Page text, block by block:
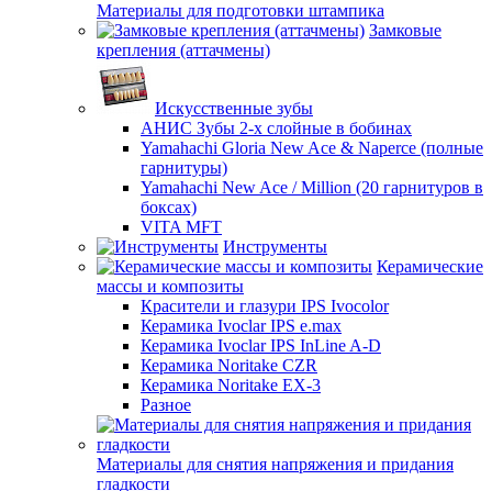
Материалы для подготовки штампика
Замковые
крепления (аттачмены)
Искусственные зубы
АНИС Зубы 2-х слойные в бобинах
Yamahachi Gloria New Ace & Naperce (полные
гарнитуры)
Yamahachi New Ace / Million (20 гарнитуров в
боксах)
VITA MFT
Инструменты
Керамические
массы и композиты
Красители и глазури IPS Ivocolor
Керамика Ivoclar IPS e.max
Керамика Ivoclar IPS InLine A-D
Керамика Noritake CZR
Керамика Noritake EX-3
Разное
Материалы для снятия напряжения и придания
гладкости